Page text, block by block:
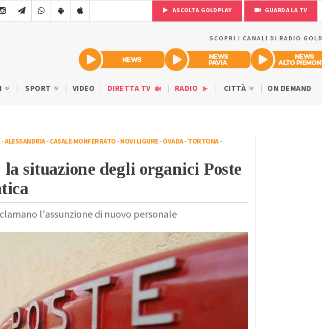
ASCOLTA GOLDPLAY GUARDA LA TV
SCOPRI I CANALI DI RADIO GOLD
SPORT VIDEO DIRETTA TV RADIO CITTÀ ON DEMAND
-ALESSANDRIA-CASALE MONFERRATO-NOVI LIGURE-OVADA-TORTONA-
situazione degli organici Poste
l'assunzione di nuovo personale